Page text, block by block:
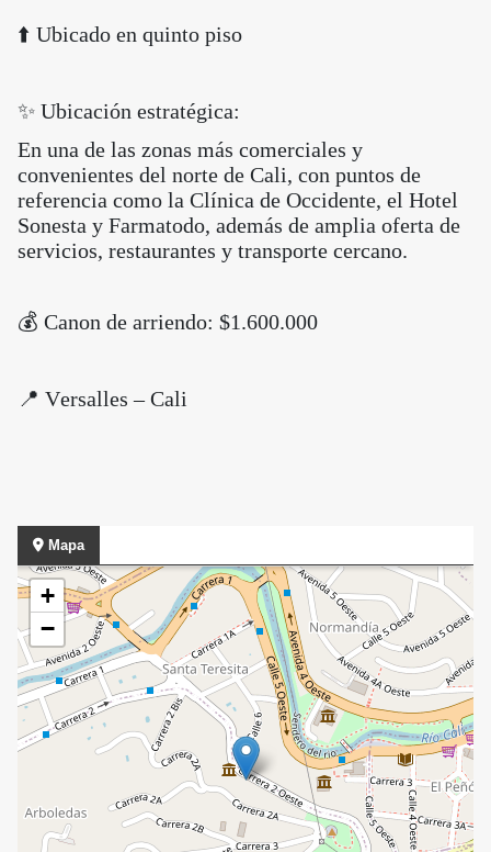
⬆️ Ubicado en quinto piso
✨ Ubicación estratégica:
En una de las zonas más comerciales y
convenientes del norte de Cali, con puntos de
referencia como la Clínica de Occidente, el Hotel
Sonesta y Farmatodo, además de amplia oferta de
servicios, restaurantes y transporte cercano.
💰 Canon de arriendo: $1.600.000
📍 Versalles – Cali
Mapa
+
−